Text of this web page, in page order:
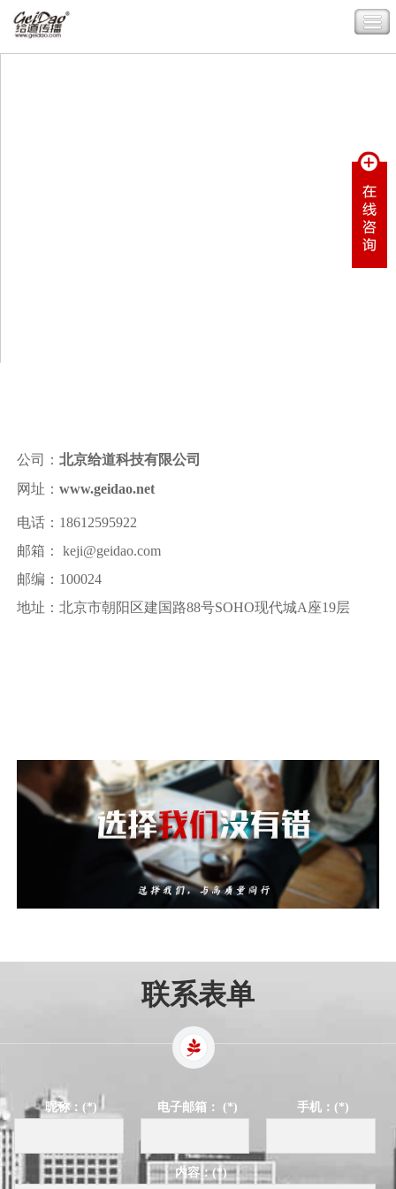
公司： 北京给道科技有限公司
网址： www.geidao.net
电话：18612595922
邮箱： keji@geidao.com
邮编：100024
地址：北京市朝阳区建国路88号SOHO现代城A座19层
联系表单
昵称：(*) 电子邮箱： (*) 手机：(*)
内容：(*)